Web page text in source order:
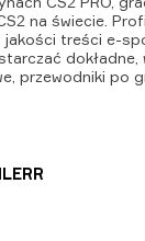
na świecie.
treści e-
dokładne,
przewodniki po